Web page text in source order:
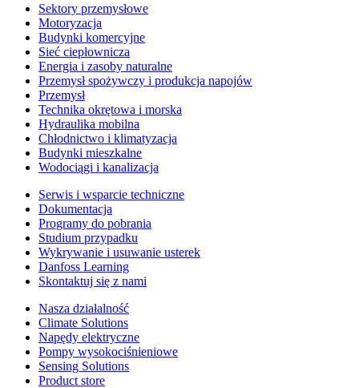
Sektory przemysłowe
Motoryzacja
Budynki komercyjne
Sieć ciepłownicza
Energia i zasoby naturalne
Przemysł spożywczy i produkcja napojów
Przemysł
Technika okrętowa i morska
Hydraulika mobilna
Chłodnictwo i klimatyzacja
Budynki mieszkalne
Wodociągi i kanalizacja
Serwis i wsparcie techniczne
Dokumentacja
Programy do pobrania
Studium przypadku
Wykrywanie i usuwanie usterek
Danfoss Learning
Skontaktuj się z nami
Nasza działalność
Climate Solutions
Napędy elektryczne
Pompy wysokociśnieniowe
Sensing Solutions
Product store